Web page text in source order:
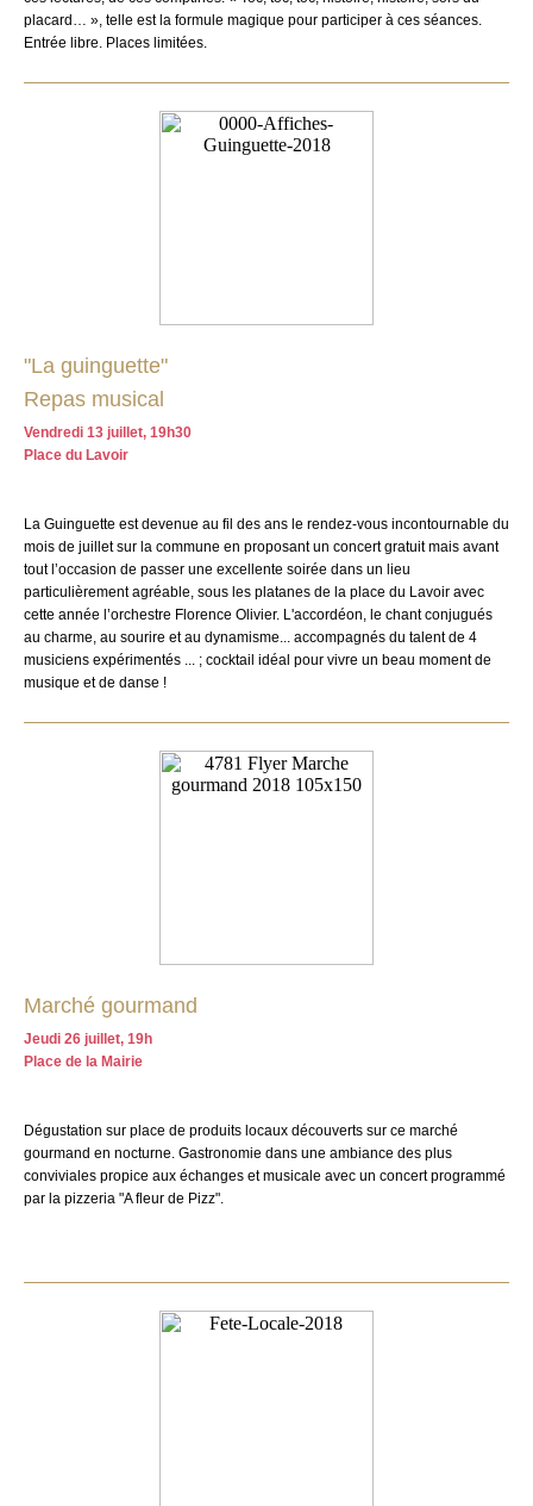
placard… », telle est la formule magique pour participer à ces séances.
Entrée libre. Places limitées.
"La guinguette"
Repas musical
Vendredi 13 juillet, 19h30
Place du Lavoir
La Guinguette est devenue au fil des ans le rendez-vous incontournable du
mois de juillet sur la commune en proposant un concert gratuit mais avant
tout l’occasion de passer une excellente soirée dans un lieu
particulièrement agréable, sous les platanes de la place du Lavoir avec
cette année l’orchestre Florence Olivier. L'accordéon, le chant conjugués
au charme, au sourire et au dynamisme... accompagnés du talent de 4
musiciens expérimentés ... ; cocktail idéal pour vivre un beau moment de
musique et de danse !
Marché gourmand
Jeudi 26 juillet, 19h
Place de la Mairie
Dégustation sur place de produits locaux découverts sur ce marché
gourmand en nocturne. Gastronomie dans une ambiance des plus
conviviales propice aux échanges et musicale avec un concert programmé
par la pizzeria "A fleur de Pizz".